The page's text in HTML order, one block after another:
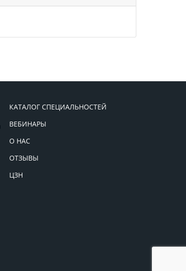
КАТАЛОГ СПЕЦИАЛЬНОСТЕЙ
ВЕБИНАРЫ
О НАС
ОТЗЫВЫ
ЦЗН